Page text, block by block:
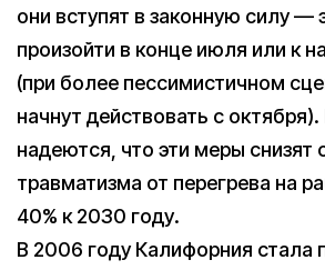
они вступят в законную силу —
произойти в конце июля или к
(при более пессимистичном
начнут действовать с октября).
надеются, что эти меры снизят
травматизма от перегрева на
40% к 2030 году.
В 2006 году Калифорния стала